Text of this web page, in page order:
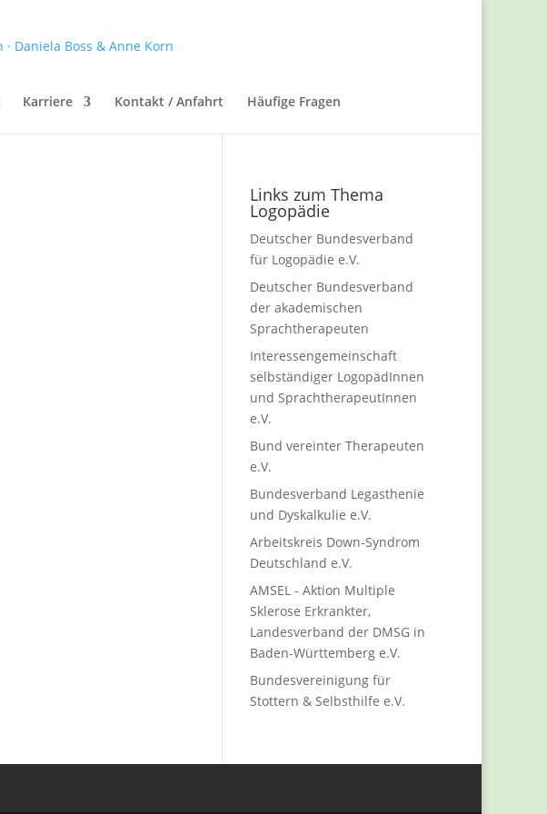
Karriere Kontakt / Anfahrt Häufige Fragen
Links zum Thema
Logopädie
Deutscher Bundesverband
für Logopädie e.V.
Deutscher Bundesverband
der akademischen
Sprachtherapeuten
Interessengemeinschaft
selbständiger LogopädInnen
und SprachtherapeutInnen
e.V.
Bund vereinter Therapeuten
e.V.
Bundesverband Legasthenie
und Dyskalkulie e.V.
Arbeitskreis Down-Syndrom
Deutschland e.V.
AMSEL - Aktion Multiple
Sklerose Erkrankter,
Landesverband der DMSG in
Baden-Württemberg e.V.
Bundesvereinigung für
Stottern & Selbsthilfe e.V.